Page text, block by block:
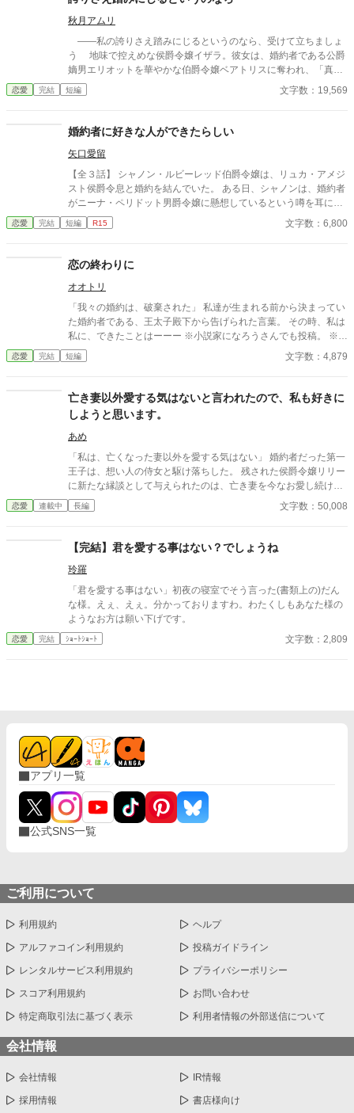
秋月アムリ
――私の誇りさえ踏みにじるというのなら、受けて立ちましょ
う 地味で控えめな侯爵令嬢イザラ。彼女は、婚約者である公爵
嫡男エリオットを華やかな伯爵令嬢ベアトリスに奪われ、「真実
の愛」を見つけたという身勝手な理由で一方的に婚約破棄を突き
つけられる。 ベアトリスからは地味で退屈な女と公然と蔑ま
侯爵家の誇りを守るため不当な破棄を断固として拒否。たった一
人で反撃の証拠集めを開始する。 彼女が助力を求めたのは、社
交界から距離を置き、冷徹と噂される辺境伯アレクシス。彼は、
イザラの持つ鋼のような意志と冷静な知性を見抜き、彼女の非公
式な協力者となる。 しかし、そんな彼女を待っていたのは「辺
境伯と不貞を働いている」という、さらに悪質な濡れ衣だった―
恋愛 完結 短編 文字数：19,569
婚約者に好きな人ができたらしい
矢口愛留
【全３話】 シャノン・ルビーレッド伯爵令嬢は、リュカ・アメジ
スト侯爵令息と婚約を結んでいた。 ある日、シャノンは、婚約者
がニーナ・ペリドット男爵令嬢に懸想しているという噂を耳にす
る。 シャノンは断罪を回避するため、リュカとの婚約を円満に解
消しようとするが――。 ※ エブリスタに習作として掲載したもの
恋愛 完結 短編 R15 文字数：6,800
恋の終わりに
オオトリ
「我々の婚約は、破棄された」 私達が生まれる前から決まってい
た婚約者である、王太子殿下から告げられた言葉。 その時、私は
私に、できたことはーーー ※小説家になろうさんでも投稿。 ※一
時間ごとに公開し、全３話で完結です。 タイトル及び、タグにご
注意！不安のある方はお気をつけてください。
恋愛 完結 短編 文字数：4,879
亡き妻以外愛する気はないと言われたので、私も好きに
しようと思います。
あめ
「私は、亡くなった妻以外を愛する気はない」 婚約者だった第一
王子は、想い人の侍女と駆け落ちした。 残された侯爵令嬢リリー
に新たな縁談として与えられたのは、亡き妻を今なお愛し続ける
英雄・辺境伯ヴィンセント。 「君を愛することはない」 そう言い
切る夫に、リリーは静かに微笑んで頷いた。 彼女にもまた、胸の
を忘れられないまま始まった、冷え切った政略結婚。 しかし、使
用人や領民から慕われるリリーの優しさに触れるうち、ヴィンセ
ントの凍てついた心は少しずつ変わり始める。 ――気付けば、彼
女の笑顔を守りたいと思うほどに。 だが、その矢先。 ヴィンセン
トは、リリーが一人の男と親しげに語り合う姿を目撃してしま
う。 「あの男は誰だ」 「私の初恋の人です。……今も、その人だ
そんな夫を見つめ、リリーは不思議そうに首を傾げた。 「旦那様
恋愛 連載中 長編 文字数：50,008
【完結】君を愛する事はない？でしょうね
玲羅
「君を愛する事はない」初夜の寝室でそう言った(書類上の)だん
な様。えぇ、えぇ。分かっておりますわ。わたくしもあなた様の
ようなお方は願い下げです。
恋愛 完結 ｼｮｰﾄｼｮｰﾄ 文字数：2,809
アプリ一覧
公式SNS一覧
ご利用について
利用規約 ヘルプ
アルファコイン利用規約 投稿ガイドライン
レンタルサービス利用規約 プライバシーポリシー
スコア利用規約 お問い合わせ
特定商取引法に基づく表示 利用者情報の外部送信について
会社情報
会社情報 IR情報
採用情報 書店様向け